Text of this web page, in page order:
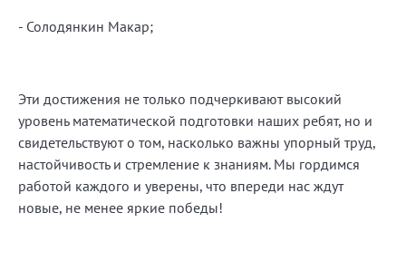
- Солодянкин Макар;
Эти достижения не только подчеркивают высокий
уровень математической подготовки наших ребят, но и
свидетельствуют о том, насколько важны упорный труд,
настойчивость и стремление к знаниям. Мы гордимся
работой каждого и уверены, что впереди нас ждут
новые, не менее яркие победы!